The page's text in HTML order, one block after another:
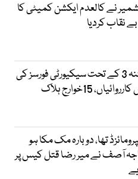
نے کالعدم ایکشن کمیٹی کا
نقاب کردیا
آپریشن ردالفتنہ 3 کے تحت سیکیورٹی فورسز کی
15خوارج ہلاک
تھا، دوبارہ مک مکا ہو
آصف نے میر رضا قتل کیس پر